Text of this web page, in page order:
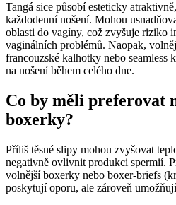
Tangá sice působí esteticky
každodenní nošení. Mohou
oblasti do vagíny, což zvyšuje riziko
vaginálních problémů. Naopak,
francouzské kalhotky nebo seamless
na nošení během celého dne.
Co by měli preferovat
boxerky?
Příliš těsné slipy mohou zvyšovat
negativně ovlivnit produkci spermií.
volnější boxerky nebo boxer-briefs
poskytují oporu, ale zároveň